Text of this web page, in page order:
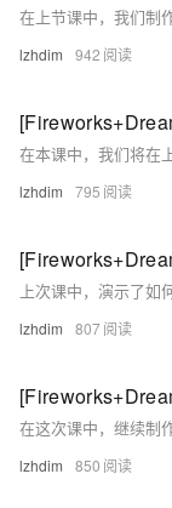
lzhdim 942
lzhdim 795
lzhdim 807
lzhdim 850